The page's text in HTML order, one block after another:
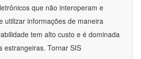
que não interoperam e
utilizar informações de maneira
tem alto custo e é dominada
estrangeiras. Tornar SIS